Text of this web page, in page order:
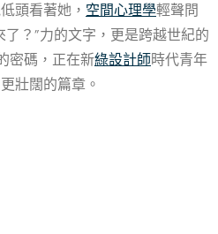
頭看著她， 空間心理學輕聲問
了？”力的文字，更是跨越世紀的
密碼，正在新綠設計師時代青年
壯闊的篇章。